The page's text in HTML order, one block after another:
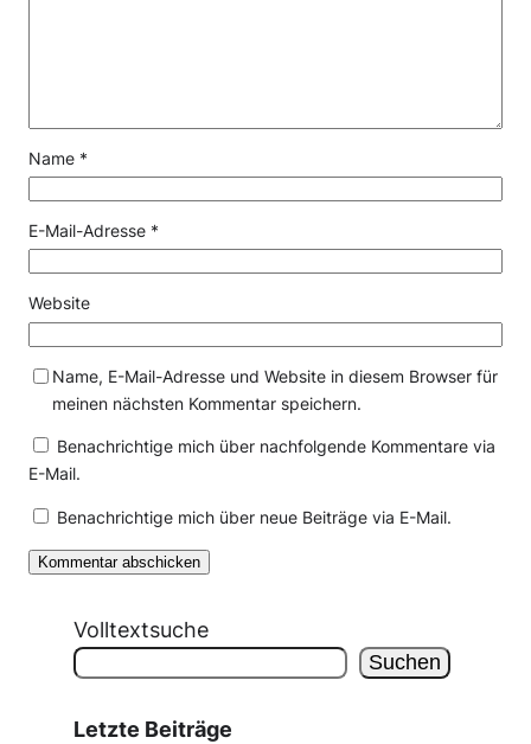
Name *
E-Mail-Adresse *
Website
Name, E-Mail-Adresse und Website in diesem Browser für
meinen nächsten Kommentar speichern.
Benachrichtige mich über nachfolgende Kommentare via
E-Mail.
Benachrichtige mich über neue Beiträge via E-Mail.
Volltextsuche
Suchen
Letzte Beiträge